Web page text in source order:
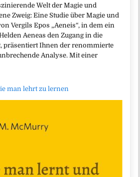
Welt der Magie und
Zweig: Eine Studie über Magie und
Vergils Epos „Aeneis“, in dem ein
Aeneas den Zugang in die
präsentiert Ihnen der renommierte
Analyse. Mit einer
man lehrt zu lernen